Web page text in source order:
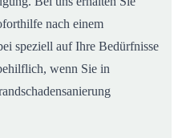
nach einem
speziell auf Ihre Bedürfnisse
wenn Sie in